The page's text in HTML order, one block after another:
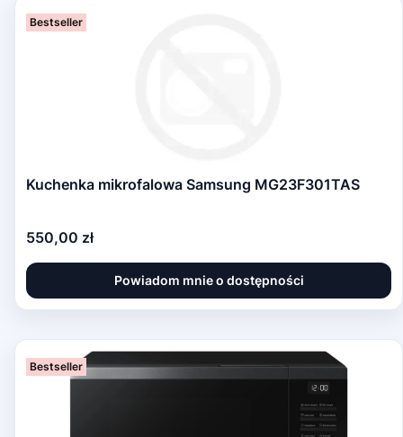
Bestseller
Kuchenka mikrofalowa Samsung MG23F301TAS
Cena
550,00 zł
Powiadom mnie o dostępności
Bestseller